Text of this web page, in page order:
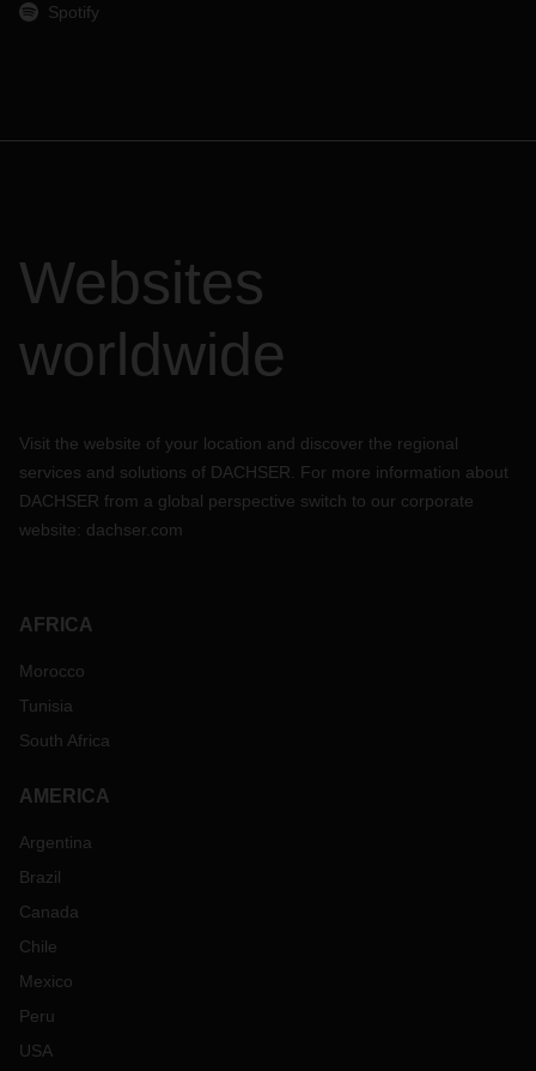
Spotify
Websites
worldwide
Visit the website of your location and discover the regional
services and solutions of DACHSER. For more information about
DACHSER from a global perspective switch to our corporate
website: dachser.com
AFRICA
Morocco
Tunisia
South Africa
AMERICA
Argentina
Brazil
Canada
Chile
Mexico
Peru
USA